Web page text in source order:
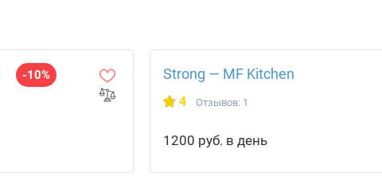
-10% Strong — MF Kitchen
4 Отзывов: 1
1200 руб. в день